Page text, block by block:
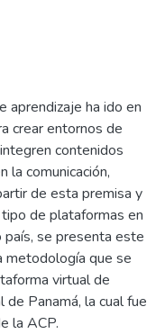
aprendizaje ha ido en
crear entornos de
contenidos
la comunicación,
de esta premisa y
de plataformas en
se presenta este
metodología que se
virtual de
Panamá, la cual fue
la ACP.